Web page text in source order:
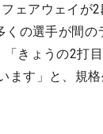
ェアウェイが
の選手が間の
きょうの2打
ます」と、規